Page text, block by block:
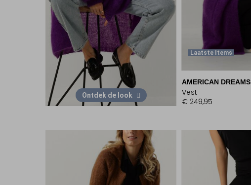
Ontdek de look
Laatste Items
AMERICAN DREAMS
Vest
€ 249,95